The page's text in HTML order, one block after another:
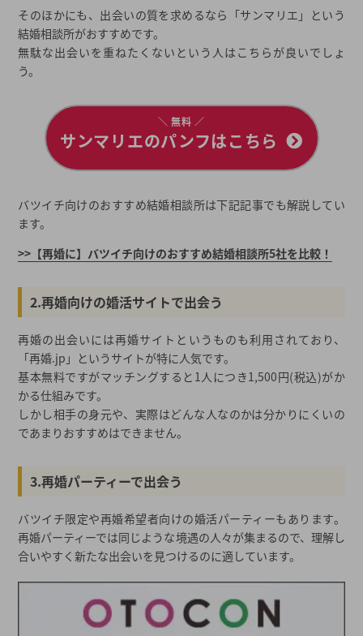
そのほかにも、出会いの質を求めるなら「サンマリエ」という
結婚相談所がおすすめです。
無駄な出会いを重ねたくないという人はこちらが良いでしょ
う。
＼ 無料 ／
サンマリエのパンフはこちら
バツイチ向けのおすすめ結婚相談所は下記記事でも解説してい
ます。
>>【再婚に】バツイチ向けのおすすめ結婚相談所5社を比較！
2.再婚向けの婚活サイトで出会う
再婚の出会いには再婚サイトというものも利用されており、
「再婚.jp」というサイトが特に人気です。
基本無料ですがマッチングすると1人につき1,500円(税込)がか
かる仕組みです。
しかし相手の身元や、実際はどんな人なのかは分かりにくいの
であまりおすすめはできません。
3.再婚パーティーで出会う
バツイチ限定や再婚希望者向けの婚活パーティーもあります。
再婚パーティーでは同じような境遇の人々が集まるので、理解し
合いやすく新たな出会いを見つけるのに適しています。